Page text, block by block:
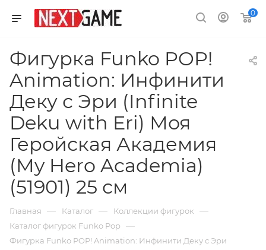
0
Фигурка Funko POP!
Animation: Инфинити
Деку с Эри (Infinite
Deku with Eri) Моя
Геройская Академия
(My Hero Academia)
(51901) 25 см
Главная — Каталог — Коллекции фигурок —
Каталог фигурок Funko Pop —
Фигурка Funko POP! Animation: Инфинити Деку с Эри